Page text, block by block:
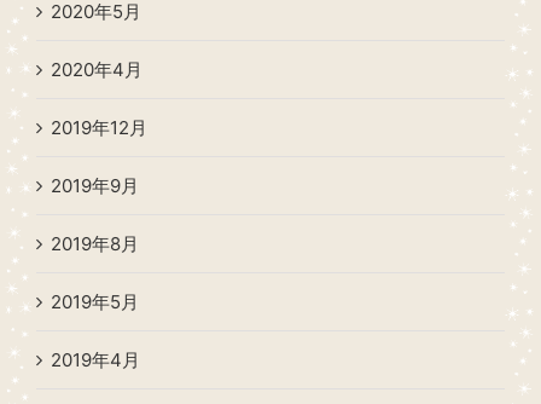
2020年5月
2020年4月
2019年12月
2019年9月
2019年8月
2019年5月
2019年4月